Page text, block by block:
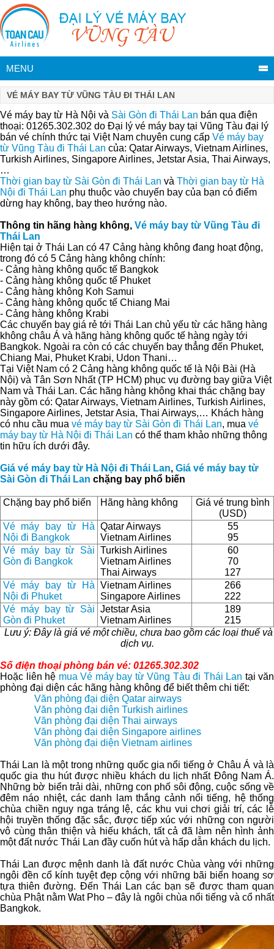
MENU
VÉ MÁY BAY TỪ VŨNG TÀU ĐI THÁI LAN
Vé máy bay từ Hà Nội và Sài Gòn đi Thái Lan bán qua điện
thoại: 01265.302.302 do Đại lý vé máy bay tại Vũng Tàu đại lý
bán vé chính thức tại Việt Nam chuyên cung cấp Vé máy bay
từ Vũng Tàu đi Thái Lan của: Qatar Airways, Vietnam Airlines,
Turkish Airlines, Singapore Airlines, Jetstar Asia, Thai Airways,
…
Thời gian bay từ Sài Gòn đi Thái Lan và Thời gian bay từ Hà
Nội đi Thái Lan phụ thuộc vào chuyến bay của bạn có điểm
dừng hay không, bay theo hướng nào.
Thông tin hãng hàng không, Vé máy bay từ Vũng Tàu đi
Thái Lan
Hiện tại ở Thái Lan có 47 Cảng hàng không đang hoạt động,
trong đó có 5 Cảng hàng không chính:
- Cảng hàng không quốc tế Bangkok
- Cảng hàng không quốc tế Phuket
- Cảng hàng không Koh Samui
- Cảng hàng không quốc tế Chiang Mai
- Cảng hàng không Krabi
Các chuyến bay giá rẻ tới Thái Lan chủ yếu từ các hãng hàng
không châu Á và hãng hàng không quốc tế hàng ngày tới
Bangkok. Ngoài ra còn có các chuyến bay thẳng đến Phuket,
Chiang Mai, Phuket Krabi, Udon Thani…
Tại Việt Nam có 2 Cảng hàng không quốc tế là Nội Bài (Hà
Nội) và Tân Sơn Nhất (TP HCM) phục vụ đường bay giữa Việt
Nam và Thái Lan. Các hãng hàng không khai thác chặng bay
này gồm có: Qatar Airways, Vietnam Airlines, Turkish Airlines,
Singapore Airlines, Jetstar Asia, Thai Airways,… Khách hàng
có nhu cầu mua vé máy bay từ Sài Gòn đi Thái Lan, mua vé
máy bay từ Hà Nội đi Thái Lan có thể tham khảo những thông
tin hữu ích dưới đây.
Giá vé máy bay từ Hà Nội đi Thái Lan, Giá vé máy bay từ
Sài Gòn đi Thái Lan chặng bay phổ biến
Chặng bay phổ biến Hãng hàng không
Giá vé trung bình
(USD)
Vé máy bay từ Hà
Nội đi Bangkok
Qatar Airways
Vietnam Airlines
55
95
Vé máy bay từ Sài
Gòn đi Bangkok
Turkish Airlines
Vietnam Airlines
Thai Airways
60
70
127
Vé máy bay từ Hà
Nội đi Phuket
Vietnam Airlines
Singapore Airlines
266
222
Vé máy bay từ Sài
Gòn đi Phuket
Jetstar Asia
Vietnam Airlines
189
215
Lưu ý: Đây là giá vé một chiều, chưa bao gồm các loại thuế và
dịch vụ.
Số điện thoại phòng bán vé: 01265.302.302
Hoặc liên hệ mua Vé máy bay từ Vũng Tàu đi Thái Lan tại văn
phòng đại diện các hãng hàng không để biết thêm chi tiết:
Văn phòng đại diện Qatar airways
Văn phòng đại diện Turkish airlines
Văn phòng đại diện Thai airways
Văn phòng đại diện Singapore airlines
Văn phòng đại diện Vietnam airlines
Thái Lan là một trong những quốc gia nổi tiếng ở Châu Á và là
quốc gia thu hút được nhiều khách du lịch nhất Đông Nam Á.
Những bờ biển trải dài, những con phố sôi động, cuộc sống về
đêm náo nhiệt, các danh lam thắng cảnh nổi tiếng, hệ thống
chùa chiền nguy nga tráng lệ, các khu vui chơi giải trí, các lễ
hội truyền thống đặc sắc, được tiếp xúc với những con người
vô cùng thân thiện và hiếu khách, tất cả đã làm nên hình ảnh
một đất nước Thái Lan đầy cuốn hút và hấp dẫn khách du lịch.
Thái Lan được mệnh danh là đất nước Chùa vàng với những
ngôi đền cổ kính tuyệt đẹp cộng với những bãi biển hoang sơ
tựa thiên đường. Đến Thái Lan các bạn sẽ được tham quan
chùa Phật nằm Wat Pho – đây là ngôi chùa nổi tiếng và cổ nhất
Bangkok.